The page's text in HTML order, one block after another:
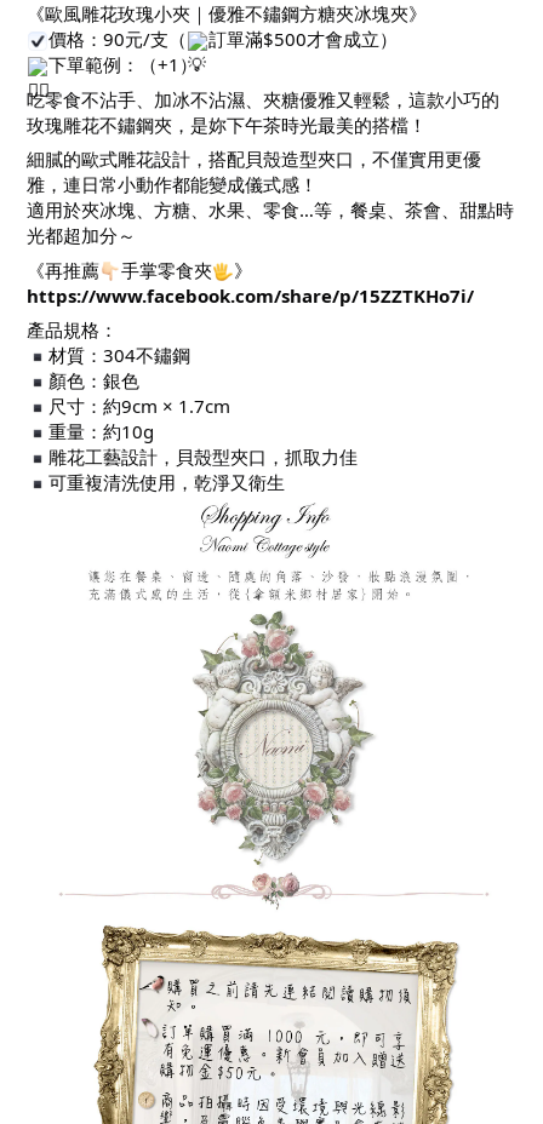
《歐風雕花玫瑰小夾｜優雅不鏽鋼方糖夾冰塊夾》
價格：90元/支（
訂單滿$500才會成立）
下單範例：（+1）
吃零食不沾手、加冰不沾濕、夾糖優雅又輕鬆，這款小巧的
玫瑰雕花不鏽鋼夾，是妳下午茶時光最美的搭檔！
細膩的歐式雕花設計，搭配貝殼造型夾口，不僅實用更優
雅，連日常小動作都能變成儀式感！
適用於夾冰塊、方糖、水果、零食…等，餐桌、茶會、甜點時
光都超加分～
《再推薦
手掌零食夾
》
https://www.facebook.com/share/p/15ZZTKHo7i/
產品規格：
材質：304不鏽鋼
顏色：銀色
尺寸：約9cm × 1.7cm
重量：約10g
雕花工藝設計，貝殼型夾口，抓取力佳
可重複清洗使用，乾淨又衛生